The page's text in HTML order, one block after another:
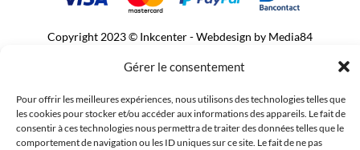
Gérer le consentement
Pour offrir les meilleures expériences, nous utilisons des technologies telles que
les cookies pour stocker et/ou accéder aux informations des appareils. Le fait de
consentir à ces technologies nous permettra de traiter des données telles que le
comportement de navigation ou les ID uniques sur ce site. Le fait de ne pas
Copyright 2023 © Inkcenter - Webdesign by Media84